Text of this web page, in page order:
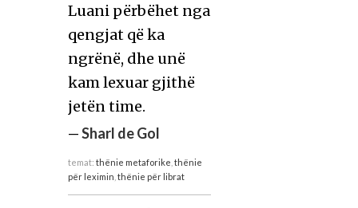
Luani përbëhet nga
qengjat që ka
ngrënë, dhe unë
kam lexuar gjithë
jetën time.
—Sharl de Gol
temat: thënie metaforike thënie
për leximin thënie për librat